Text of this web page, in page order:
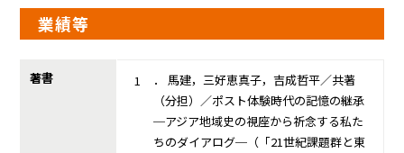
業績等
著書
． 馬建，三好恵真子，吉成哲平／共著
（分担）／ポスト体験時代の記憶の継承
─アジア地域史の視座から祈念する私た
ちのダイアログ─（「21世紀課題群と東